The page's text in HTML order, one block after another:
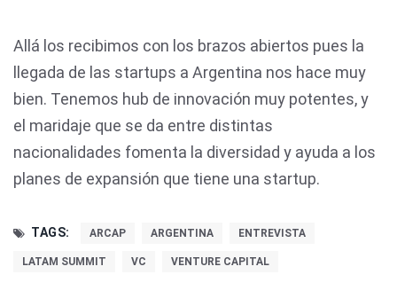
Allá los recibimos con los brazos abiertos pues la
llegada de las startups a Argentina nos hace muy
bien. Tenemos hub de innovación muy potentes, y
el maridaje que se da entre distintas
nacionalidades fomenta la diversidad y ayuda a los
planes de expansión que tiene una startup.
TAGS: ARCAP ARGENTINA ENTREVISTA
LATAM SUMMIT VC VENTURE CAPITAL